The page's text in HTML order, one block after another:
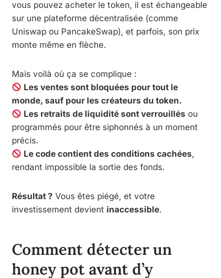
vous pouvez acheter le token, il est échangeable
sur une plateforme décentralisée (comme
Uniswap ou PancakeSwap), et parfois, son prix
monte même en flèche.
Mais voilà où ça se complique :
Les ventes sont bloquées pour tout le
monde, sauf pour les créateurs du token.
Les retraits de liquidité sont verrouillés ou
programmés pour être siphonnés à un moment
précis.
Le code contient des conditions cachées,
rendant impossible la sortie des fonds.
Résultat ? Vous êtes piégé, et votre
investissement devient inaccessible.
Comment détecter un
honey pot avant d’y